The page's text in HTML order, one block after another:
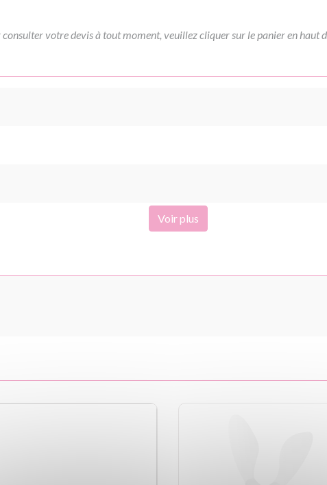
consulter votre devis à tout moment, veuillez cliquer sur le panier en haut
Voir plus